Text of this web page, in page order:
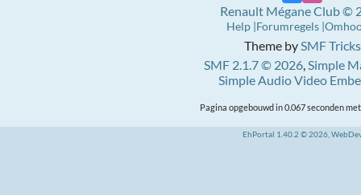
Theme bySMF Tricks
SMF 2.1.7 © 2026,Simple
Simple Audio Video
Renault Mégane Club ©
Help Forumregels
Pagina opgebouwd in 0.067 seconden
EhPortal 1.40.2 © 2026,